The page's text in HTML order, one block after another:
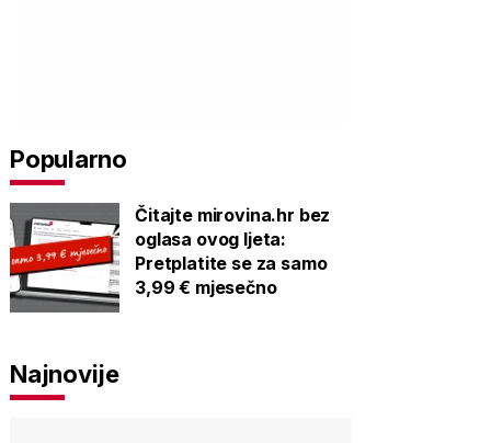
Popularno
Čitajte mirovina.hr bez
oglasa ovog ljeta:
Pretplatite se za samo
3,99 € mjesečno
Najnovije